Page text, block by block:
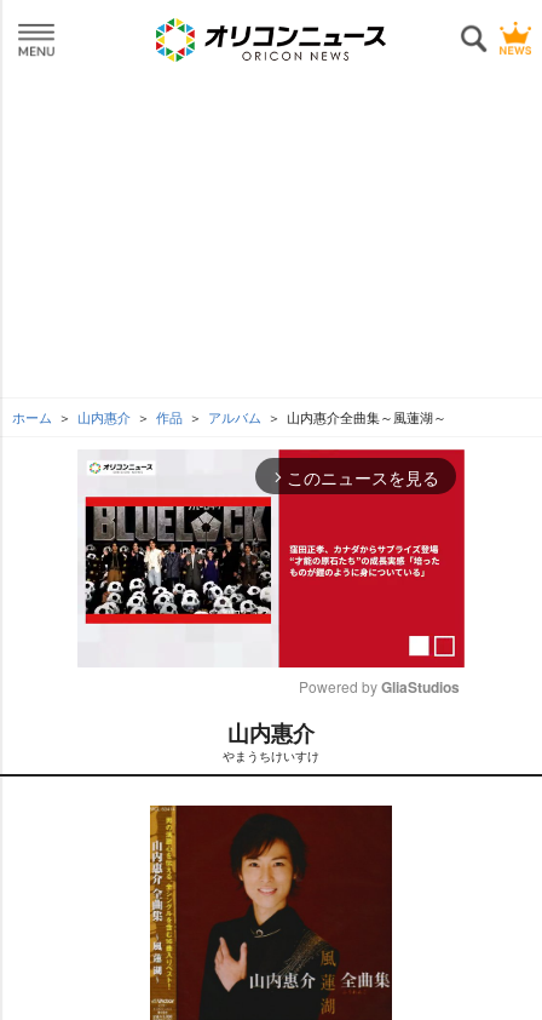
ホーム 山内惠介 作品 アルバム 山内惠介全曲集～風蓮湖～
arrow_forward_ios このニュースを見る
t
e
Powered by GliaStudios
山内惠介
まうちけいすけ